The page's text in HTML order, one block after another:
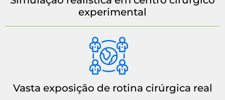
experimental
Vasta exposição de rotina cirúrgica real